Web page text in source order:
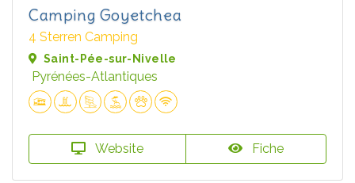
Camping Goyetchea
4 Sterren Camping
Saint-Pée-sur-Nivelle
Pyrénées-Atlantiques
Website Fiche